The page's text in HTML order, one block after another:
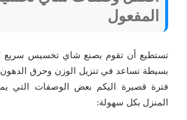
المفعول
تستطيع أن تقوم بصنع شاي تخسيس سريع
بسيطة تساعد في تنزيل الوزن وحرق
فترة قصيرة اليكم بعض الوصفات التي
المنزل بكل سهولة: